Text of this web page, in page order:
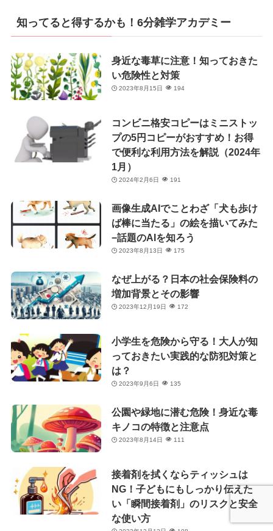
リ
ー
知ってると得するかも！6分雑学アカデミー
身近な毒草に注意！知っておきた
い危険性と対策
2023年8月15日 194
コンビニ格安コピーはミニストッ
プの5円コピーがおすすめ！お得
で便利な利用方法を解説（2024年
1月）
2024年2月6日 191
画像生成AIでことわざ「犬も歩け
ば棒に当たる」の絵を描いてみた
−話題のAIを知ろう
2023年8月13日 175
なぜ上がる？日本の社会保険料の
増加背景とその影響
2023年12月19日 172
小学生を危険から守る！大人が知
っておきたい実践的な防犯対策と
は？
2023年9月6日 135
公園や緑地に潜む危険！身近な毒
キノコの特徴と注意点
2023年8月14日 111
接着剤を拭くならティッシュは
NG！子どもにもしっかり伝えた
い「瞬間接着剤」のリスクと安全
な使い方